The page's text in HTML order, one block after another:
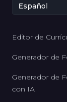
Español
Editor de
Generador de
Generador de
con IA